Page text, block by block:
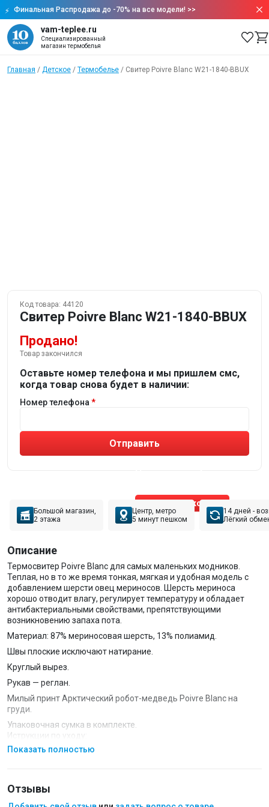
Финальная Распродажа до -70% на все модели! >>
vam-teplee.ru
Специализированный
магазин термобелья
Главная / Детское / Термобелье / Свитер Poivre Blanc W21-1840-BBUX
Код товара: 44120
Свитер Poivre Blanc W21-1840-BBUX
Продано!
Товар закончился
Оставьте номер телефона и мы пришлем смс,
когда товар снова будет в наличии:
Номер телефона
Отправить
Позвонить эксперту
Большой магазин,
2 этажа
Центр, метро
5 минут пешком
14 дней -
Лёгкий
Описание
Термосвитер Poivre Blanc для самых маленьких модников.
Теплая, но в то же время тонкая, мягкая и удобная модель с
добавлением шерсти овец мериносов. Шерсть мериноса
хорошо отводит влагу, регулирует температуру и обладает
антибактериальными свойствами, препятствующими
возникновению запаха пота.
Материал: 87% мериносовая шерсть, 13% полиамид.
Швы плоские исключают натирание.
Круглый вырез.
Рукав — реглан.
Милый принт Арктический робот-медведь Poivre Blanc на
груди.
Упаковочная сумка в комплекте.
Иструкции по уходу:
Не гладить.
Показать полностью
Отзывы